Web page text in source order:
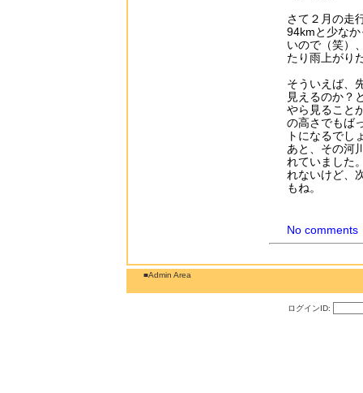
さて２月の走
94kmと少な
いので（笑）
たり雨上がり
そういえば、
見えるのか？
やら見ること
の高さでもば
トになるでし
あと、その河
れていました
れないけど、
もね。
No comments
■Admin Area
ログインID: